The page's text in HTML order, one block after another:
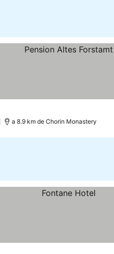
a 8.9 km de Chorin Monastery